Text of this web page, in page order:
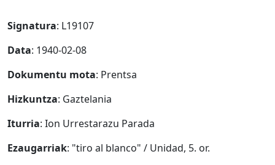
Signatura: L19107
Data: 1940-02-08
Dokumentu mota: Prentsa
Hizkuntza: Gaztelania
Iturria: Ion Urrestarazu Parada
Ezaugarriak: "tiro al blanco" / Unidad, 5. or.